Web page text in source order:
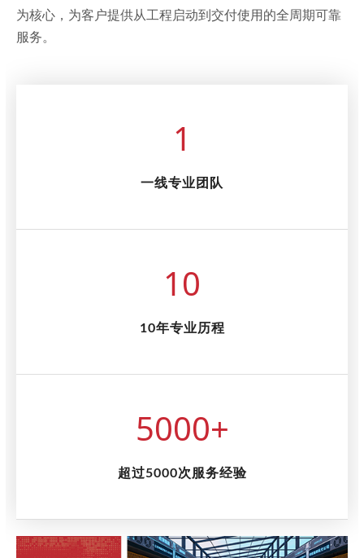
为核心，为客户提供从工程启动到交付使用的全周期可靠
服务。
1
一线专业团队
10
10年专业历程
5000+
超过5000次服务经验